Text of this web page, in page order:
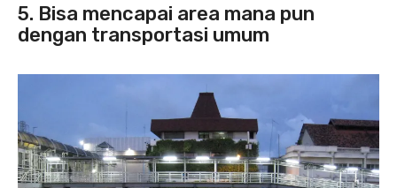
5. Bisa mencapai area mana pun
dengan transportasi umum